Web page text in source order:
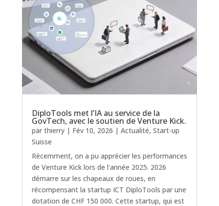
DiploTools met l’IA au service de la
GovTech, avec le soutien de Venture Kick.
par thierry| Fév 10, 2026 | Actualité, Start-up
Suisse
Récemment, on a pu apprécier les performances
de Venture Kick lors de l'année 2025. 2026
démarre sur les chapeaux de roues, en
récompensant la startup ICT DiploTools par une
dotation de CHF 150 000. Cette startup, qui est